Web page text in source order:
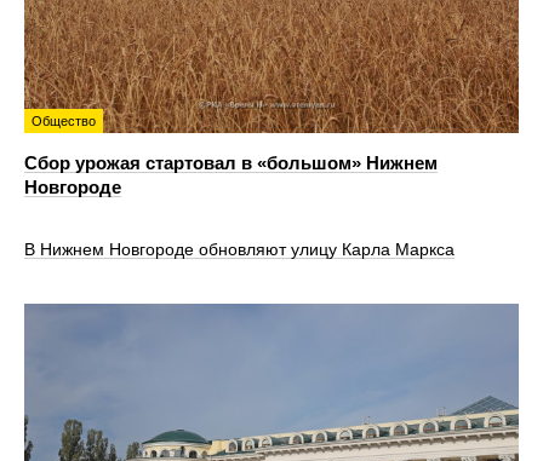
Общество
Сбор урожая стартовал в «большом» Нижнем
Новгороде
В Нижнем Новгороде обновляют улицу Карла Маркса